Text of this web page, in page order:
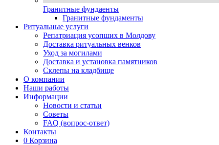
Гранитные фундаенты
Гранитные фундаменты
Ритуальные услуги
Репатриация усопших в Молдову
Доставка ритуальных венков
Уход за могилами
Доставка и установка памятников
Склепы на кладбище
О компании
Наши работы
Информации
Новости и статьи
Советы
FAQ (вопрос-ответ)
Контакты
0 Корзина